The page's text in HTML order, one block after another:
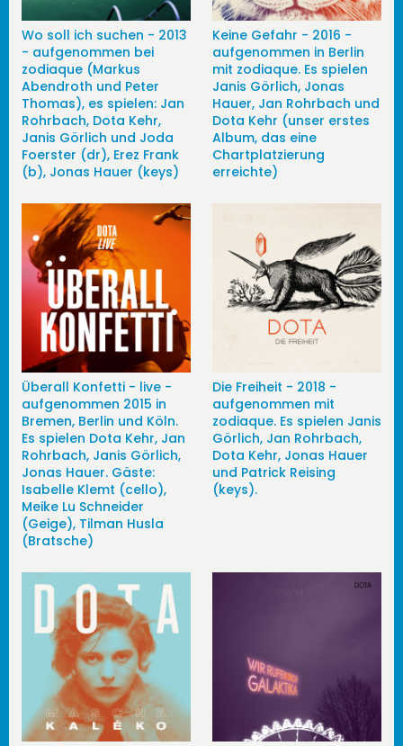
Wo soll ich suchen - 2013
- aufgenommen bei
zodiaque (Markus
Abendroth und Peter
Thomas), es spielen: Jan
Rohrbach, Dota Kehr,
Janis Görlich und Joda
Foerster (dr), Erez Frank
(b), Jonas Hauer (keys)
Keine Gefahr - 2016 -
aufgenommen in Berlin
mit zodiaque. Es spielen
Janis Görlich, Jonas
Hauer, Jan Rohrbach und
Dota Kehr (unser erstes
Album, das eine
Chartplatzierung
erreichte)
Überall Konfetti - live -
aufgenommen 2015 in
Bremen, Berlin und Köln.
Es spielen Dota Kehr, Jan
Rohrbach, Janis Görlich,
Jonas Hauer. Gäste:
Isabelle Klemt (cello),
Meike Lu Schneider
(Geige), Tilman Husla
(Bratsche)
Die Freiheit - 2018 -
aufgenommen mit
zodiaque. Es spielen Janis
Görlich, Jan Rohrbach,
Dota Kehr, Jonas Hauer
und Patrick Reising
(keys).